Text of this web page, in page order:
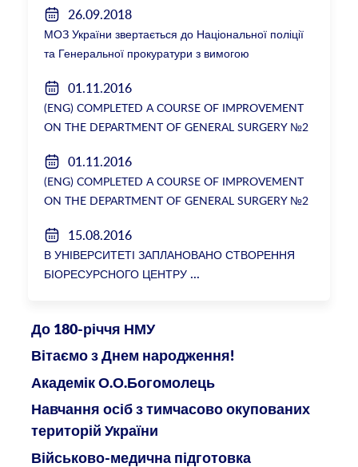
26.09.2018
МОЗ України звертається до Національної поліції
та Генеральної прокуратури з вимогою
ректорки НМУ Катерини Амосової
01.11.2016
(ENG) COMPLETED A COURSE OF IMPROVEMENT
ON THE DEPARTMENT OF GENERAL SURGERY №2
01.11.2016
(ENG) COMPLETED A COURSE OF IMPROVEMENT
ON THE DEPARTMENT OF GENERAL SURGERY №2
15.08.2016
В УНІВЕРСИТЕТІ ЗАПЛАНОВАНО СТВОРЕННЯ
БІОРЕСУРСНОГО ЦЕНТРУ
До 180-річчя НМУ
Вітаємо з Днем народження!
Академік О.О.Богомолець
Навчання осіб з тимчасово окупованих
територій України
Військово-медична підготовка